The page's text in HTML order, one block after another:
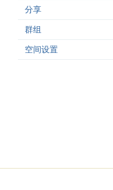
分享
群组
空间设置